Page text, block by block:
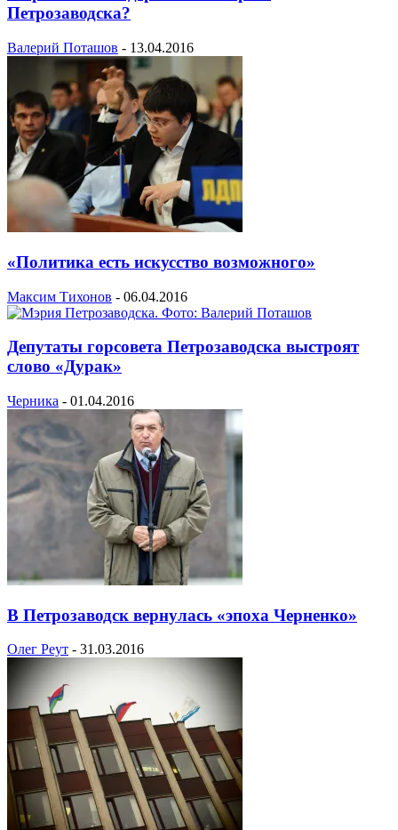
Петрозаводска?
Валерий Поташов - 13.04.2016
«Политика есть искусство возможного»
Максим Тихонов - 06.04.2016
Депутаты горсовета Петрозаводска выстроят
слово «Дурак»
Черника - 01.04.2016
В Петрозаводск вернулась «эпоха Черненко»
Олег Реут - 31.03.2016